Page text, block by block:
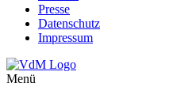
Presse
Datenschutz
Impressum
Menü